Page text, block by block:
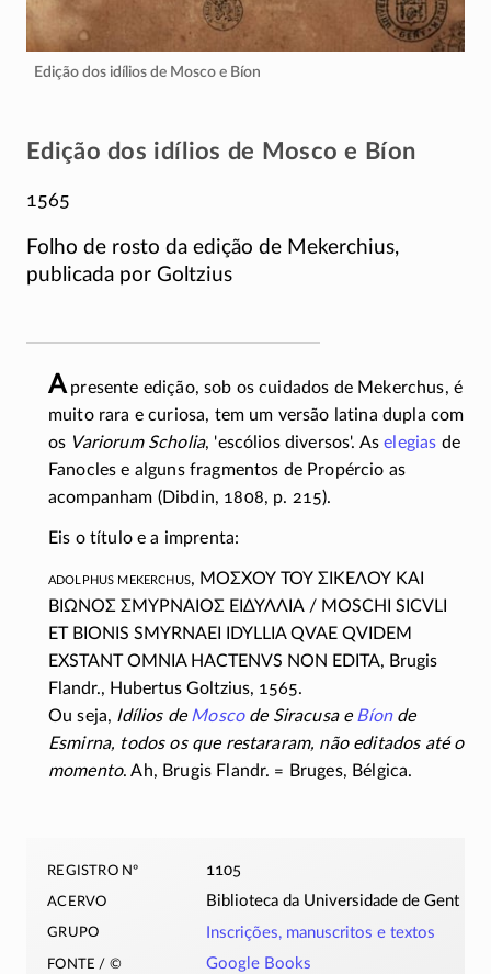
Edição dos idílios de Mosco e Bíon
Edição dos idílios de Mosco e Bíon
1565
Folho de rosto da edição de Mekerchius,
publicada por Goltzius
Apresente edição, sob os cuidados de Mekerchus, é
muito rara e curiosa, tem um versão latina dupla com
os Variorum Scholia, 'escólios diversos'. Aselegias de
Fanocles e alguns fragmentos de Propércio as
acompanham (Dibdin, 1808, p. 215).
Eis o título e a imprenta:
Adolphus Mekerchus, ΜΟΣΧΟΥ ΤΟΥ ΣΙΚΕΛΟΥ ΚΑΙ
ΒΙΩΝΟΣ ΣΜΥΡΝΑΙΟΣ ΕΙΔΥΛΛΙΑ / MOSCHI SICVLI
ET BIONIS SMYRNAEI IDYLLIA QVAE QVIDEM
EXSTANT OMNIA HACTENVS NON EDITA, Brugis
Flandr., Hubertus Goltzius, 1565.
Ou seja, Idílios deMoscode Siracusa eBíonde
Esmirna, todos os que restararam, não editados até o
momento. Ah, Brugis Flandr. = Bruges, Bélgica.
registro nº 1105
acervo Biblioteca da Universidade de Gent
grupo Inscrições, manuscritos e textos
fonte / © Google Books